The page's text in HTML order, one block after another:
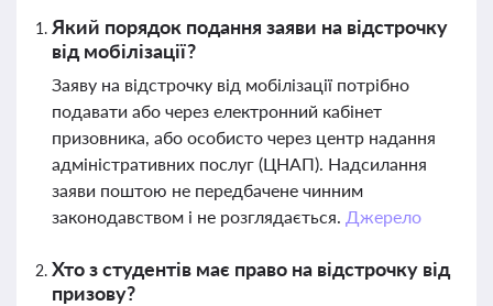
Який порядок подання заяви на відстрочку
від мобілізації?
Заяву на відстрочку від мобілізації потрібно
подавати або через електронний кабінет
призовника, або особисто через центр надання
адміністративних послуг (ЦНАП). Надсилання
заяви поштою не передбачене чинним
законодавством і не розглядається. Джерело
Хто з студентів має право на відстрочку від
призову?